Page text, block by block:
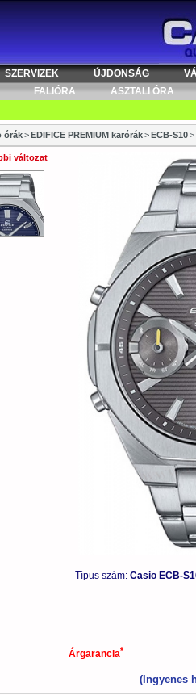
SZERVIZEK ÚJDONSÁG
FALIÓRA ASZTALI ÓRA
órák>EDIFICE PREMIUM karórák>ECB-S10>
változat
Típus szám: Casio ECB-
Árgarancia*
(Ingyenes